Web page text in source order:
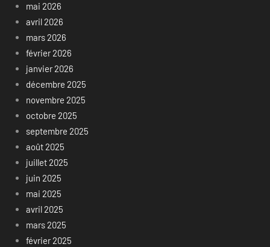
mai 2026
avril 2026
mars 2026
février 2026
janvier 2026
décembre 2025
novembre 2025
octobre 2025
septembre 2025
août 2025
juillet 2025
juin 2025
mai 2025
avril 2025
mars 2025
février 2025